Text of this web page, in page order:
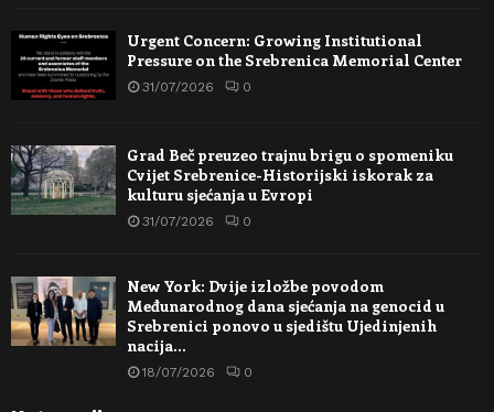
Urgent Concern: Growing Institutional
Pressure on the Srebrenica Memorial Center
31/07/2026 0
Grad Beč preuzeo trajnu brigu o spomeniku
Cvijet Srebrenice-Historijski iskorak za
kulturu sjećanja u Evropi
31/07/2026 0
New York: Dvije izložbe povodom
Međunarodnog dana sjećanja na genocid u
Srebrenici ponovo u sjedištu Ujedinjenih
nacija…
18/07/2026 0